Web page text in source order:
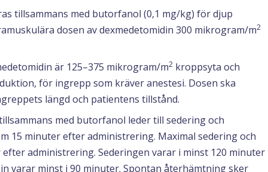
tillsammans med butorfanol (0,1 mg/kg) för djup
dosen av dexmedetomidin 300 mikrogram/m2
är 125–375 mikrogram/m2 kroppsyta och
för ingrepp som kräver anestesi. Dosen ska
längd och patientens tillstånd.
med butorfanol leder till sedering och
15 minuter efter administrering. Maximal sedering och
administrering. Sederingen varar i minst 120 minuter
varar minst i 90 minuter. Spontan återhämtning sker